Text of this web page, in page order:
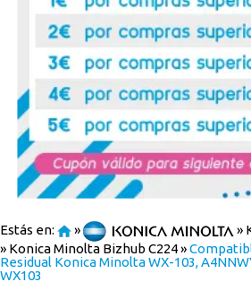
Estás en: » »
» Konica Minolta Bizhub C224»
Residual Konica Minolta WX-103,
WX103